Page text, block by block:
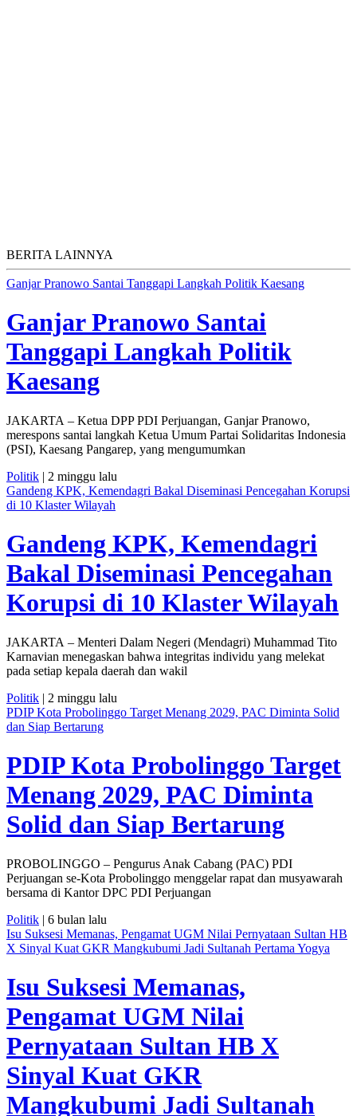
BERITA LAINNYA
Ganjar Pranowo Santai Tanggapi Langkah Politik Kaesang
Ganjar Pranowo Santai
Tanggapi Langkah Politik
Kaesang
JAKARTA – Ketua DPP PDI Perjuangan, Ganjar Pranowo,
merespons santai langkah Ketua Umum Partai Solidaritas Indonesia
(PSI), Kaesang Pangarep, yang mengumumkan
Politik | 2 minggu lalu
Gandeng KPK, Kemendagri Bakal Diseminasi Pencegahan Korupsi
di 10 Klaster Wilayah
Gandeng KPK, Kemendagri
Bakal Diseminasi Pencegahan
Korupsi di 10 Klaster Wilayah
JAKARTA – Menteri Dalam Negeri (Mendagri) Muhammad Tito
Karnavian menegaskan bahwa integritas individu yang melekat
pada setiap kepala daerah dan wakil
Politik | 2 minggu lalu
PDIP Kota Probolinggo Target Menang 2029, PAC Diminta Solid
dan Siap Bertarung
PDIP Kota Probolinggo Target
Menang 2029, PAC Diminta
Solid dan Siap Bertarung
PROBOLINGGO – Pengurus Anak Cabang (PAC) PDI
Perjuangan se-Kota Probolinggo menggelar rapat dan musyawarah
bersama di Kantor DPC PDI Perjuangan
Politik | 6 bulan lalu
Isu Suksesi Memanas, Pengamat UGM Nilai Pernyataan Sultan HB
X Sinyal Kuat GKR Mangkubumi Jadi Sultanah Pertama Yogya
Isu Suksesi Memanas,
Pengamat UGM Nilai
Pernyataan Sultan HB X
Sinyal Kuat GKR
Mangkubumi Jadi Sultanah